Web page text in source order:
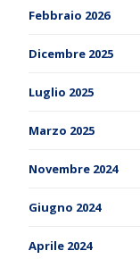
Febbraio 2026
Dicembre 2025
Luglio 2025
Marzo 2025
Novembre 2024
Giugno 2024
Aprile 2024